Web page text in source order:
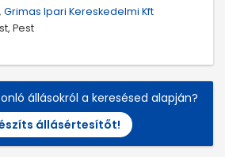
Grimas Ipari Kereskedelmi Kft
Pest
állásokról a keresésed alapján?
állásértesítőt!